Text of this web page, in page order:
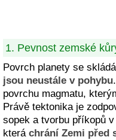
1. Pevnost zemské
Povrch planety se skládá
jsou neustále v pohybu
povrchu magmatu,
Právě tektonika je
sopek a tvorbu příkopů
která chrání Zemi před